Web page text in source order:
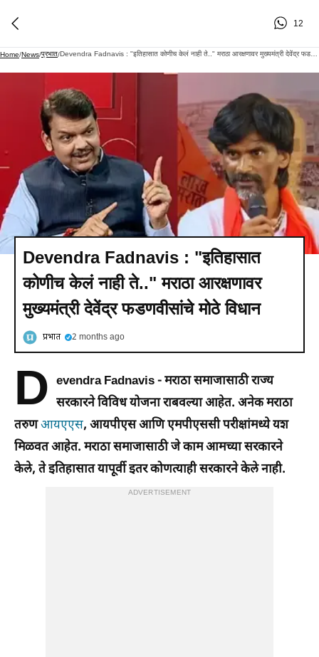
12
Home/News/प्रभात/
Devendra Fadnavis : "इतिहासात
कोणीच केलं नाही ते.." मराठा आरक्षणावर
मुख्यमंत्री देवेंद्र फडणवीसांचे मोठे विधान
प्रभात 2 months ago
D evendra Fadnavis -मराठा समाजासाठी राज्य
सरकारने विविध योजना राबवल्या आहेत. अनेक मराठा
तरुणआयएएस, आयपीएस आणि एमपीएससी परीक्षांमध्ये यश
मिळवत आहेत. मराठा समाजासाठी जे काम आमच्या सरकारने
केले, ते इतिहासात यापूर्वी इतर कोणत्याही सरकारने केले नाही.
ADVERTISEMENT